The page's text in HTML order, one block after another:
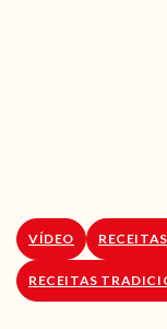
VÍDEO
RECEITAS